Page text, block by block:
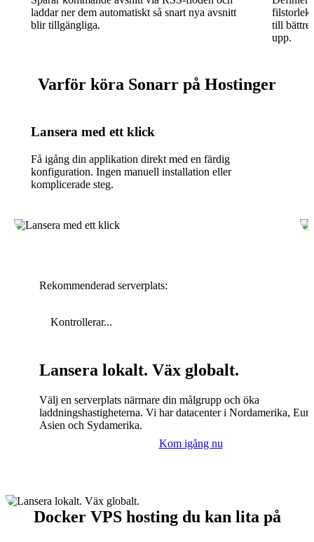
laddar ner dem automatiskt så snart nya avsnitt
blir tillgängliga.
till bättre
upp.
Varför köra Sonarr på Hostinger
Lansera med ett klick
Få igång din applikation direkt med en färdig
konfiguration. Ingen manuell installation eller
komplicerade steg.
Rekommenderad serverplats:
Kontrollerar...
Lansera lokalt. Väx globalt.
Välj en serverplats närmare din målgrupp och öka
laddningshastigheterna. Vi har datacenter i Nordamerika,
Asien och Sydamerika.
Kom igång nu
Docker VPS hosting du kan lita på